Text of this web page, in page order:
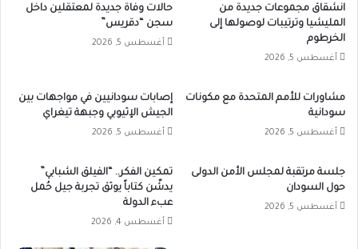
انشقاق مجموعات جديدة من
المليشيا وترتيبات لوصولها إلى
الخرطوم
أغسطس 5, 2026
حالات وفاة جديدة لمعتقلين داخل
سجن “دقريس”
أغسطس 5, 2026
مشاورات للأمم المتحدة مع مكونات
سودانية
أغسطس 5, 2026
إصابات سودانيين في مواجهات بين
الجيش الإثيوبي وجبهة تيغراي
أغسطس 5, 2026
جلسة مرتقبة لمجلس الأمن الدولى
حول السودان
أغسطس 5, 2026
تمكين الفكر.. “الفيلق الشبابي”
يدشّن كتاباً يوثق تجربة جيل حُمل
عبء الدولة
أغسطس 4, 2026